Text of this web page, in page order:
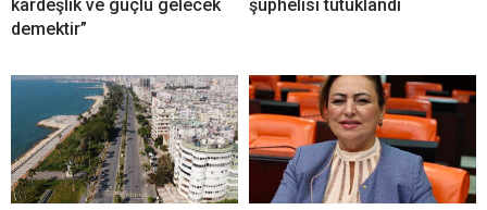
kardeşlik ve güçlü gelecek
demektir”
şüphelisi tutuklandı